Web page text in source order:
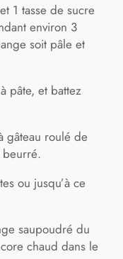
1 tasse de sucre
environ 3
soit pâle et
pâte, et battez
gâteau roulé de
ou jusqu’à ce
saupoudré du
chaud dans le